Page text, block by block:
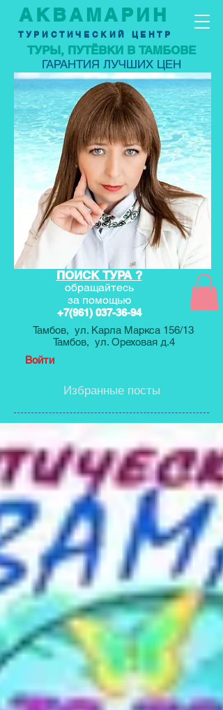
АКВАМАРИН
ТУРИСТИЧЕСКИЙ ЦЕНТР
ТУРЫ, ПУТЁВКИ В ТАМБОВЕ
ГАРАНТИЯ ЛУЧШИХ ЦЕН
ПОИСК ТУРА ?
обращайтесь
за помощью
+7(961) 037-36-94
Тамбов, ул. Карла Маркса 156/13
Тамбов, ул. Ореховая д.4
Войти
Избранные посты